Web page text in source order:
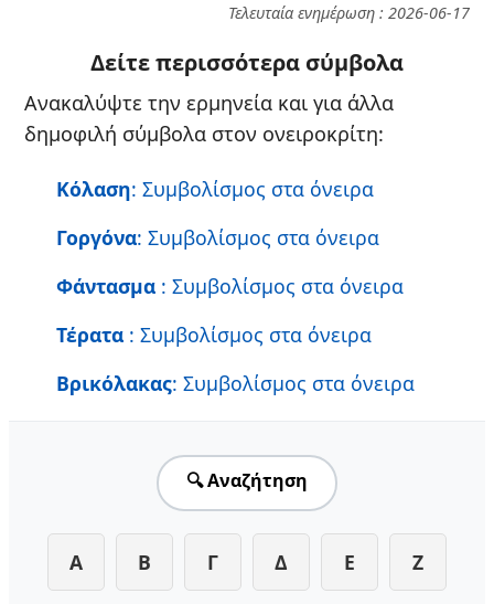
Τελευταία ενημέρωση : 2026-06-17
Δείτε περισσότερα σύμβολα
Ανακαλύψτε την ερμηνεία και για άλλα
δημοφιλή σύμβολα στον ονειροκρίτη:
Κόλαση: Συμβολίσμος στα όνειρα
Γοργόνα: Συμβολίσμος στα όνειρα
Φάντασμα : Συμβολίσμος στα όνειρα
Τέρατα : Συμβολίσμος στα όνειρα
Βρικόλακας: Συμβολίσμος στα όνειρα
🔍 Αναζήτηση
Α Β Γ Δ Ε Ζ